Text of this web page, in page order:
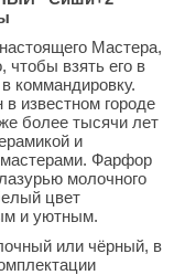
Мастера,
чтобы взять его в
коммандировку.
в известном городе
более тысячи лет
и
Фарфор
молочного
цвет
и уютным.
или чёрный, в